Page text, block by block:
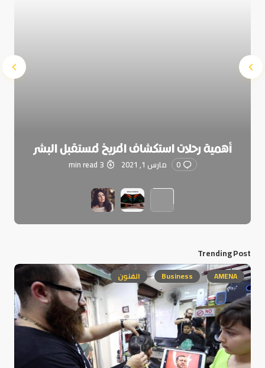
أهمية رحلات استكشاف المريخ لمستقبل البشر
0 مارس 1, 2021 3 min read
Trending Post
AMENA
Business الفنون